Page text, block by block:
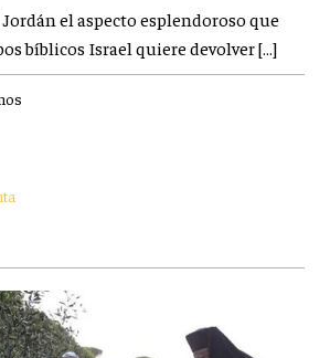
el aspecto esplendoroso que
bíblicos Israel quiere devolver […]